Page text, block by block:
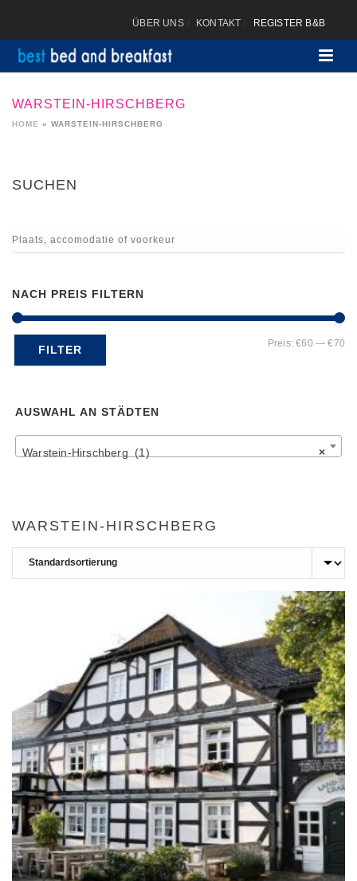
ÜBER UNS KONTAKT REGISTER B&B
WARSTEIN-HIRSCHBERG
HOME » WARSTEIN-HIRSCHBERG
WARSTEIN-HIRSCHBERG
SUCHEN
NACH PREIS FILTERN
FILTER Preis:€60 —€70
AUSWAHL AN STÄDTEN
×
Warstein-Hirschberg (1)